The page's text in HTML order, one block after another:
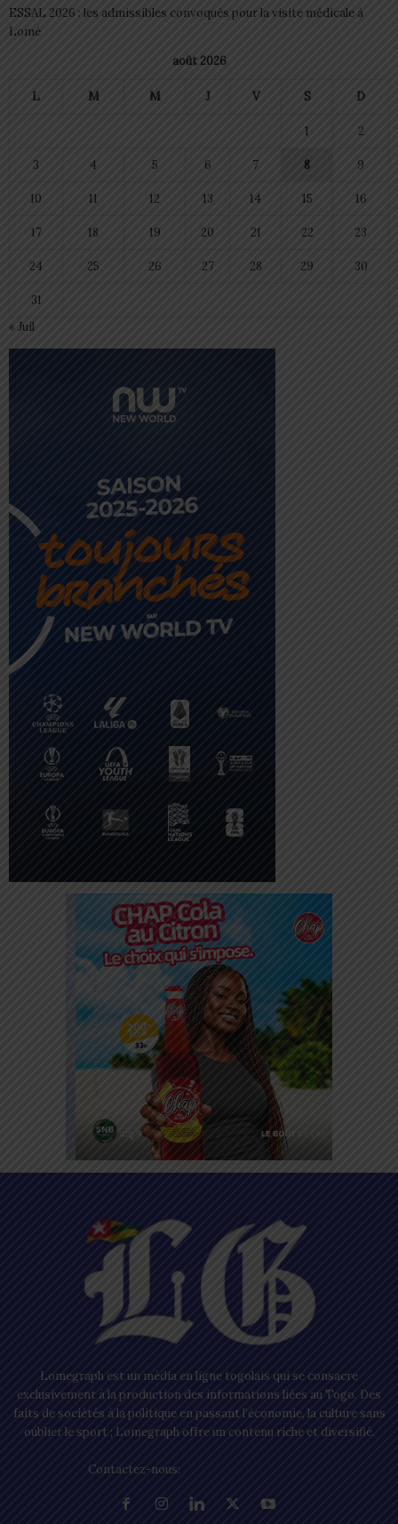
ESSAL 2026 : les admissibles convoqués pour la visite médicale à
Lomé
août 2026
L M M J V S D
1 2
3 4 5 6 7 8 9
10 11 12 13 14 15 16
17 18 19 20 21 22 23
24 25 26 27 28 29 30
31
« Juil
Lomegraph est un média en ligne togolais qui se consacre
exclusivement à la production des informations liées au Togo. Des
faits de sociétés à la politique en passant l’économie, la culture sans
oublier le sport ; Lomegraph offre un contenu riche et diversifié.
Contactez-nous: